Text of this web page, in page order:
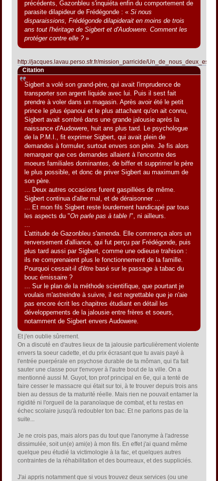
précédents, Gazonbleu s'inquiéta enfin du comportement de
parasite dilapideur de Frédégonde : «Si nous
disparaissions, Frédégonde dilapiderait en moins de trois
ans tout l'héritage de Sigbert et d'Audowere. Comment les
protéger contre elle ?»
http://jacques.lavau.perso.sfr.fr/mission_parricide/
Citation
Sigbert a volé son grand-père, qui avait l'imprudence de
transporter son argent liquide avec lui. Puis il sest fait
prendre à voler dans un magasin. Après avoir été le petit
prince le plus épanoui et le plus attachant qu'on ait connu,
Sigbert avait sombré dans une grande jalousie après la
naissance d'Audowere, huit ans plus tard. Le psychologue
de la P.M.I., fit exprimer Sigbert, qui avait plein de
demandes à formuler, surtout envers son père. Je fis alors
remarquer que ces demandes allaient à l'encontre des
moeurs familiales dominantes, de biffer et supprimer le père
le plus possible, et donc de priver Sigbert au maximum de
son père.
... Deux autres occasions furent gaspillées de même.
Sigbert continua d'aller mal, et de déraisonner ...
... Et mon fils Sigbert reste lourdement handicapé par tous
les aspects du "On parle pas à table !", ni ailleurs.
L'attitude de Gazonbleu s'amenda. Elle commença alors un
renversement d'alliance, qui fut perçu par Frédégonde, puis
plus tard aussi par Sigbert, comme une odieuse trahison :
ils ne comprenaient plus le fonctionnement de la famille.
Pourquoi cessait-il d'être basé sur le passage à tabac du
bouc émissaire ?
... Sur le plan de la méthode scientifique, que pourtant je
voulais m'astreindre à suivre, il est regrettable que je n'aie
pas encore écrit les chapitres étudiant en détail les
développements de la jalousie entre frères et soeurs,
notamment de Sigbert envers Audowere.
Et j'en oublie sûrement.
On a discuté en d'autres lieux de ta jalousie particulièrement violente
envers ta soeur cadette, et du prix écrasant que tu avais payé à
l'entrée puerpérale en psychose durable de ta môman, qui t'a fait
sauter une classe pour t'envoyer à l'autre bout de la ville. On a
mentionné aussi M. Guyot, ton prof principal en 6e, qui a tenté de
faire cesser le massacre qui était sur toi, à te trouver depuis trois ans
bien au dessus de ta maturité réelle. Mais rien ne pouvait entamer la
rigidité ni l'orgueil de la paranoïaque de combat, et tu restas en
échec scolaire jusqu'à redoubler ton bac. Et ne parlons pas de la
suite...
Je ne crois pas, mais alors pas du tout que l'anonyme à l'adresse
dissimulée, soit un(e) ami(e) à mon fils. En effet j'ai quand même
quelque peu étudié la victimologie à la fac, et quelques autres
contraintes de la réhabilitation et des bourreaux, et des suppliciés.
J'ai appris notamment que si vous trouvez deux services (ou une